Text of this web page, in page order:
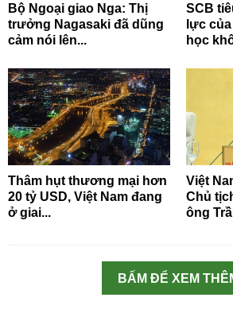
Bộ Ngoại giao Nga: Thị
trưởng Nagasaki đã dũng
cảm nói lên...
SCB
lực
học
Thâm hụt thương mại hơn
20 tỷ USD, Việt Nam đang
ở giai...
Việt
Chủ
ông
BẤM ĐỂ XEM